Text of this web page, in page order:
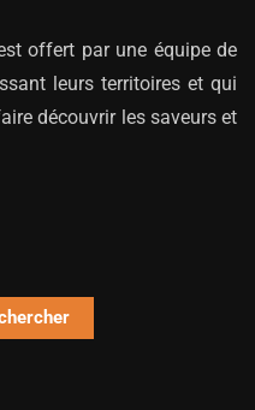
offert par une équipe de
leurs territoires et qui
découvrir les saveurs et